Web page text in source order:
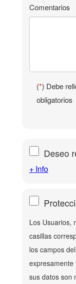
Comentarios
(*) Debe
obligatorios
Deseo
+ Info
Los Usuarios,
casillas
los campos
sus datos son